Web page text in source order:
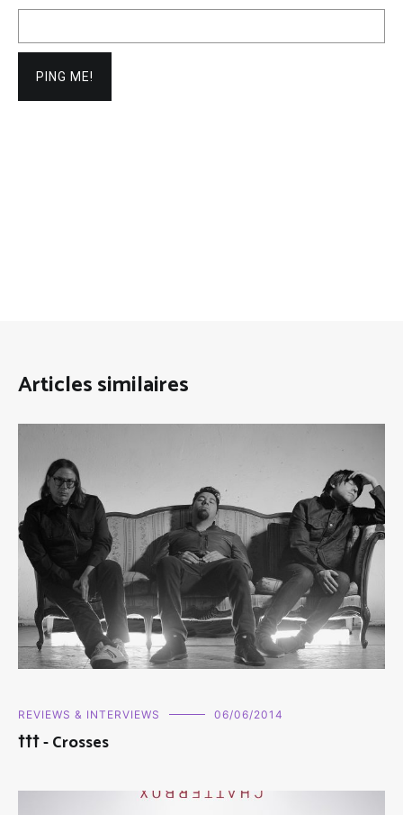
Articles similaires
REVIEWS & INTERVIEWS 06/06/2014
††† - Crosses